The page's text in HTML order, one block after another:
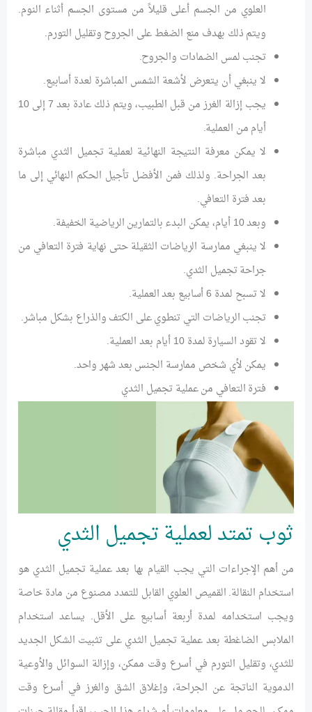
العلوي من الجسم أعلى قليلاً من مستوى الجسم أثناء النوم.
ويتم ذلك بهدف منع الضغط على الجروح وتقليل التورم.
تجنب لمس الضمادات والجروح.
لا ينبغي أن يتعرض لأشعة الشمس المباشرة لعدة أسابيع.
يجب إزالة الغرز من قبل الطبيب، ويتم ذلك عادة بعد 7 إلى 10
أيام من العملية.
لا يمكن معرفة النتيجة النهائية لعملية تجميل الثدي مباشرة
بعد الجراحة. ولذلك فمن الأفضل تأجيل الحكم النهائي إلى ما
بعد فترة التعافي.
وبعد 10 أيام، يمكن البدء بالتمارين الرياضية الخفيفة.
لا ينبغي ممارسة الرياضات الثقيلة حتى نهاية فترة التعافي من
جراحة تجميل الثدي.
لا تسبح لمدة 6 أسابيع بعد العملية.
تجنب الرياضات التي تنطوي على الكتف والذراع بشكل مباشر.
لا تقود السيارة لمدة 10 أيام بعد العملية.
يمكن لأي شخص ممارسة الجنس بعد شهر واحد.
فترة التعافي من عملية تجميل الثدي
ثوب تمتد لعملية تجميل الثدي
من أهم الإجراءات التي يجب القيام بها بعد عملية تجميل الثدي هو
استخدام النقالة. القميص العلوي القابل للتمدد مصنوع من مادة خاصة
ويجب استخدامه لمدة أربعة أسابيع على الأقل. يساعد استخدام
الملابس الضاغطة بعد عملية تجميل الثدي على تثبيت الشكل الجديد
للثدي، وتقليل التورم في أسرع وقت ممكن، وإزالة السوائل والأوعية
الدموية الناتجة عن الجراحة، وإغلاق الشق والغرز في أسرع وقت